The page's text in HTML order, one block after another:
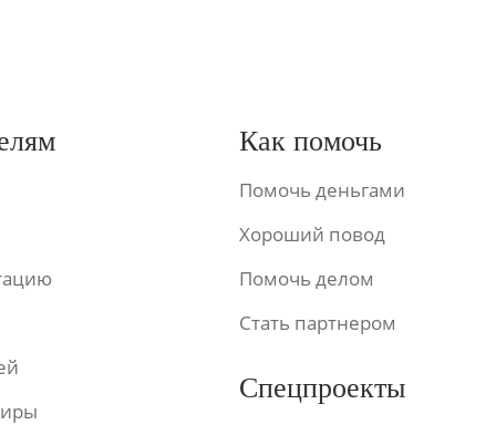
Как помочь
Помочь деньгами
Хороший повод
Помочь делом
Стать партнером
Спецпроекты